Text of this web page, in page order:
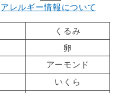
アレルギー情報について
くるみ
卵
アーモンド
いくら